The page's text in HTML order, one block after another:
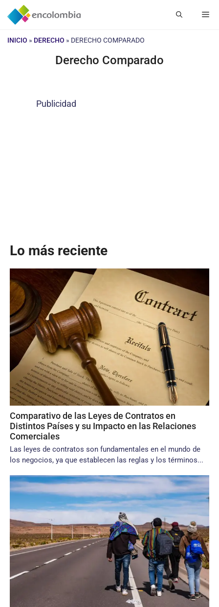
Saltar
INICIO » DERECHO » DERECHO COMPARADO
Derecho Comparado
Publicidad
Lo más reciente
Comparativo de las Leyes de Contratos en
Distintos Países y su Impacto en las Relaciones
Comerciales
Las leyes de contratos son fundamentales en el mundo de
los negocios, ya que establecen las reglas y los términos...